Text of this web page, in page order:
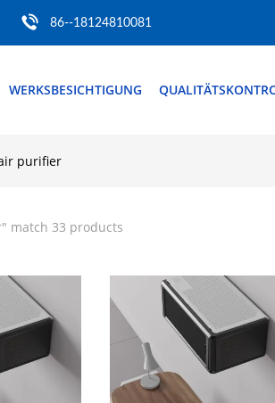
86--18124810081
WERKSBESICHTIGUNG
purifier
" match 33 products